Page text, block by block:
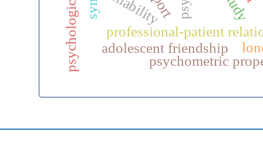
professional-patient
adolescent friendship
psychometric